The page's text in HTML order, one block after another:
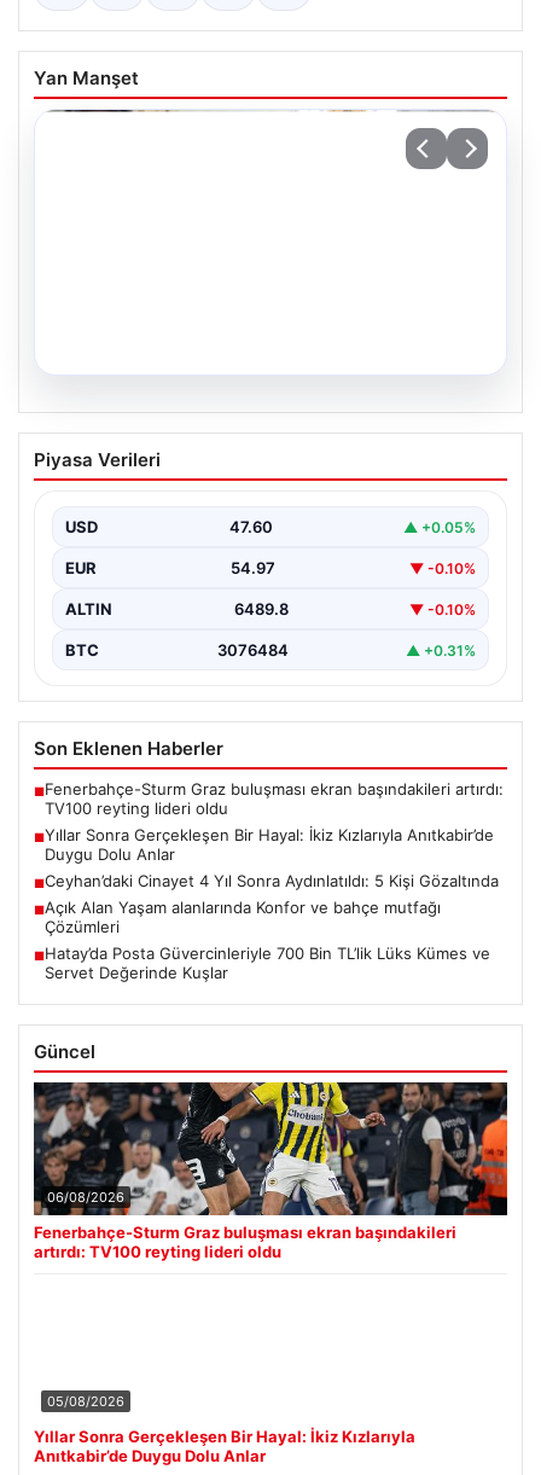
Yan Manşet
05.08.2026
Yıllar Sonra Gerçekleşen Bir Hayal: İkiz
Kızlarıyla Anıtkabir’de Duygu Dolu Anlar
(59) çifti, uzun yıllar çocuk sahibi olma…
Piyasa Verileri
USD 47.60 ▲ +0.05%
EUR 54.97 ▼ -0.10%
ALTIN 6489.8 ▼ -0.10%
BTC 3076484 ▲ +0.31%
Son Eklenen Haberler
■Fenerbahçe-Sturm Graz buluşması ekran başındakileri artırdı:
TV100 reyting lideri oldu
■Yıllar Sonra Gerçekleşen Bir Hayal: İkiz Kızlarıyla Anıtkabir’de
Duygu Dolu Anlar
■Ceyhan’daki Cinayet 4 Yıl Sonra Aydınlatıldı: 5 Kişi Gözaltında
■Açık Alan Yaşam alanlarında Konfor ve bahçe mutfağı
Çözümleri
■Hatay’da Posta Güvercinleriyle 700 Bin TL’lik Lüks Kümes ve
Servet Değerinde Kuşlar
Güncel
06/08/2026
Fenerbahçe-Sturm Graz buluşması ekran başındakileri
artırdı: TV100 reyting lideri oldu
05/08/2026
Yıllar Sonra Gerçekleşen Bir Hayal: İkiz Kızlarıyla
Anıtkabir’de Duygu Dolu Anlar